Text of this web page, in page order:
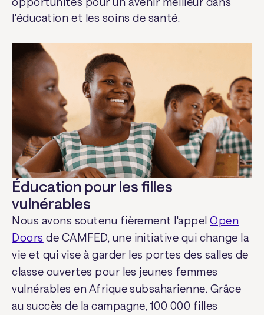
Africa New Life →
Autonomiser les communautés
d'éducation et d'autonomisation des
femmes.
Centres de développement de
l'enfant :Soutenir l'éducation et
élargir l'accès aux services
communautaires et de soins pour
les enfants à Gashora et
Nyagatare, au Rwanda.
Programmes d'autonomisation
des femmes au Rwanda :Soutenir
la formation professionnelle et les
initiatives d'autonomisation des
femme.
l'éducation et les soins de santé.
Éducation pour les filles
vulnérables
Nous avons soutenu fièrement l'appelOpen
Doors de CAMFED, une initiative qui change la
vie et qui vise à garder les portes des salles de
classe ouvertes pour les jeunes femmes
vulnérables en Afrique subsaharienne. Grâce
au succès de la campagne, 100 000 filles